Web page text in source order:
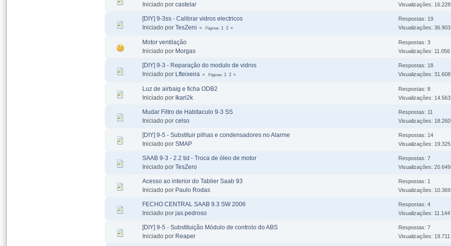
Iniciado porcastelar
Visualizações: 16.228
[DIY] 9-3ss - Calibrar vidros electricos
Iniciado porTesZero Páginas 1 2
Respostas: 19
Visualizações: 36.903
Motor ventilação
Iniciado por Morgas
Respostas: 3
Visualizações: 11.056
[DIY] 9-3 - Reparação do modulo de vidros
Iniciado por Lfteixeira Páginas 1 2
Respostas: 18
Visualizações: 31.608
Luz de airbaig e ficha ODB2
Iniciado por Ikari2k
Respostas: 8
Visualizações: 14.563
Mudar Filtro de Habitaculo 9-3 SS
Iniciado porcelso
Respostas: 11
Visualizações: 18.260
[DIY] 9-5 - Substituir pilhas e condensadores no Alarme
Iniciado porSMAP
Respostas: 14
Visualizações: 19.325
SAAB 9-3 - 2.2 tid - Troca de óleo de motor
Iniciado porTesZero
Respostas: 7
Visualizações: 20.649
Acesso ao interior do Tablier Saab 93
Iniciado por Paulo Rodas
Respostas: 1
Visualizações: 10.369
FECHO CENTRAL SAAB 9.3 SW 2006
Iniciado porjas.pedroso
Respostas: 4
Visualizações: 11.144
[DIY] 9-5 - Substituição Módulo de controlo do ABS
Iniciado por Reaper
Respostas: 7
Visualizações: 19.711